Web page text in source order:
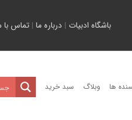
باشگاه ادبیات | درباره ما |تماس با
ها وبلاگ سبد خرید